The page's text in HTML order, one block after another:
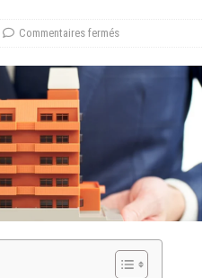
Commentaires fermés